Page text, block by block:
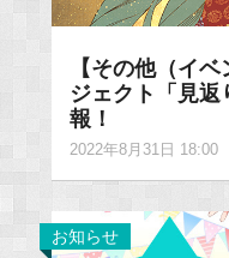
【その他（イ
ジェクト「見
報！
2022年8月31日 18:00
お知らせ